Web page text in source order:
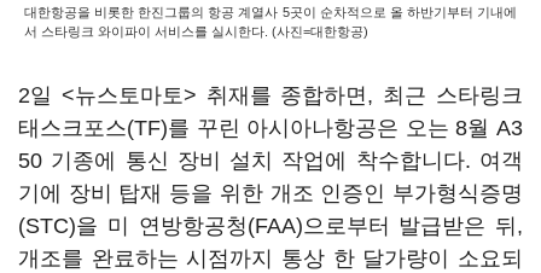
대한항공을 비롯한 한진그룹의 항공 계열사 5곳이 순차적으로 올 하반기부터 기내에
서 스타링크 와이파이 서비스를 실시한다. (사진=대한항공)
2일 <뉴스토마토> 취재를 종합하면, 최근 스타링크
태스크포스(TF)를 꾸린 아시아나항공은 오는 8월 A3
50 기종에 통신 장비 설치 작업에 착수합니다. 여객
기에 장비 탑재 등을 위한 개조 인증인 부가형식증명
(STC)을 미 연방항공청(FAA)으로부터 발급받은 뒤,
개조를 완료하는 시점까지 통상 한 달가량이 소요되